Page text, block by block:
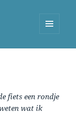
fiets een rondje
wat ik